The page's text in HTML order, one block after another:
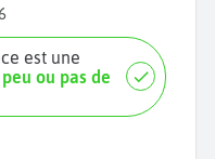
peu ou pas de